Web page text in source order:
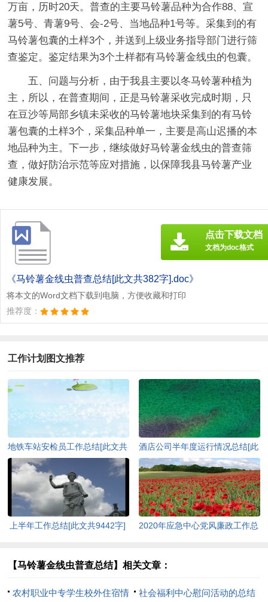
万亩，历时20天。普查的主要马铃薯品种为合作88、宣
薯5号、青薯9号、会-2号、当地品种1号等。采集到的有
马铃薯包囊的土样3个，并送到上级业务指导部门进行筛
查鉴定。鉴定结果为3个土样都有马铃薯金线虫的包囊。
五、问题与分析，由于我县主要以冬马铃薯种植为
主，所以，在普查期间，正是马铃薯采收完成时期，只
在豆沙等局部乡镇未采收的马铃薯地块采集到的有马铃
薯包囊的土样3个，采集品种单一，主要是高山迟播的本
地品种为主。下一步，继续做好马铃薯金线虫的普查筛
查，做好防治示范等应对措施，以保障我县马铃薯产业
健康发展。
《马铃薯金线虫普查总结[此文共382字].doc》
将本文的Word文档下载到电脑，方便收藏和打印
推荐度：
点击下载文档
文档为doc格式
工作计划图文推荐
地铁车站安检员工作总结[此文共
酒店公司半年度运行情况总结[此
文共1529字]
上半年工作总结[此文共9442字]
2020年应急中心党风廉政工作总
【马铃薯金线虫普查总结】相关文章：
农村职业中专学生校外住宿情 社会福利中心慰问活动的总结